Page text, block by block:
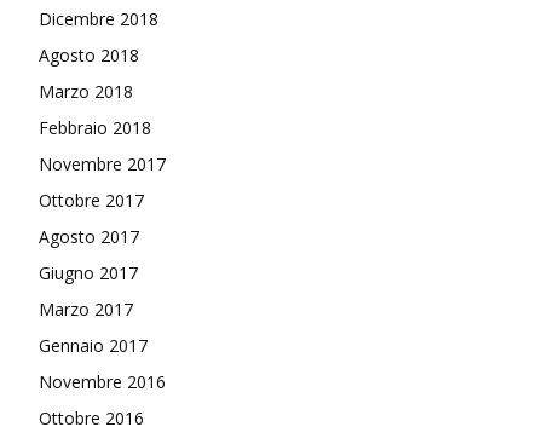
Dicembre 2018
Agosto 2018
Marzo 2018
Febbraio 2018
Novembre 2017
Ottobre 2017
Agosto 2017
Giugno 2017
Marzo 2017
Gennaio 2017
Novembre 2016
Ottobre 2016